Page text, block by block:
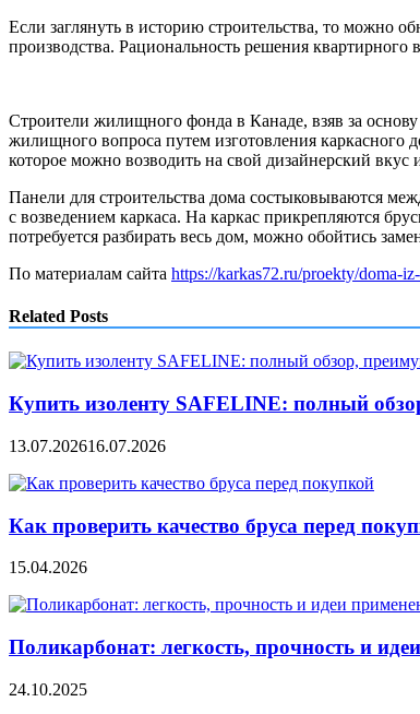
Если заглянуть в историю строительства, то можно
производства. Рациональность решения квартирного
Строители жилищного фонда в Канаде, взяв за
жилищного вопроса путем изготовления каркасного
которое можно возводить на свой дизайнерский
Панели для строительства дома состыковываются
с возведением каркаса. На каркас прикрепляются
потребуется разбирать весь дом, можно обойтись
По материалам сайта https://karkas72.ru/proekty/doma-
Related Posts
Купить изоленту SAFELINE: полный
13.07.202616.07.2026
Как проверить качество бруса перед
15.04.2026
Поликарбонат: легкость, прочность и
24.10.2025